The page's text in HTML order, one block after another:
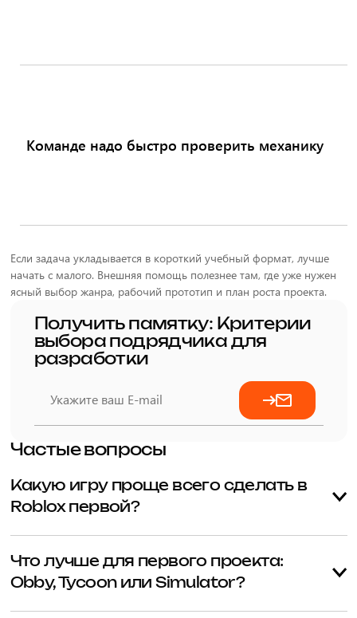
Команде надо быстро проверить механику
Если задача укладывается в короткий учебный формат, лучше
начать с малого. Внешняя помощь полезнее там, где уже нужен
ясный выбор жанра, рабочий прототип и план роста проекта.
Получить памятку: Критерии
выбора подрядчика для
разработки
Частые вопросы
Какую игру проще всего сделать в
Roblox первой?
короткий квест с NPC или мини-simulator с одной механикой.
Они помогают понять сцену, интерфейс, чекпоинты и базовые
скрипты без перегруза системами.
Что лучше для первого проекта:
Obby, Tycoon или Simulator?